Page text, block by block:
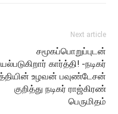
Next article
சமூகப்பொறுப்புடன்
கார்த்தி! -நடிகர்
உழவன் பவுண்டேசன்
குறித்து நடிகர் ராஜ்கிரண்
பெருமிதம்